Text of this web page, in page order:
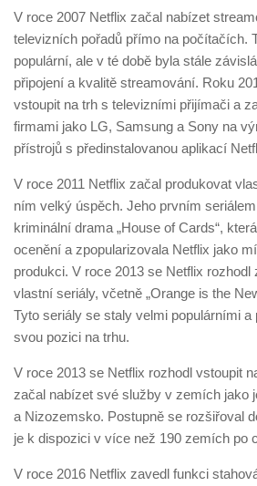
V roce 2007 Netflix začal nabízet
televizních pořadů přímo na počítačích.
populární, ale v té době byla stále
připojení a kvalitě streamování. Roku
vstoupit na trh s televizními přijímači a
firmami jako LG, Samsung a Sony na
přístrojů s předinstalovanou aplikací
V roce 2011 Netflix začal produkovat
ním velký úspěch. Jeho prvním
kriminální drama „House of Cards“,
ocenění a zpopularizovala Netflix jako
produkci. V roce 2013 se Netflix
vlastní seriály, včetně „Orange is the
Tyto seriály se staly velmi populárními
svou pozici na trhu.
V roce 2013 se Netflix rozhodl vstoupit
začal nabízet své služby v zemích jako
a Nizozemsko. Postupně se rozšiřoval
je k dispozici v více než 190 zemích po
V roce 2016 Netflix zavedl funkci